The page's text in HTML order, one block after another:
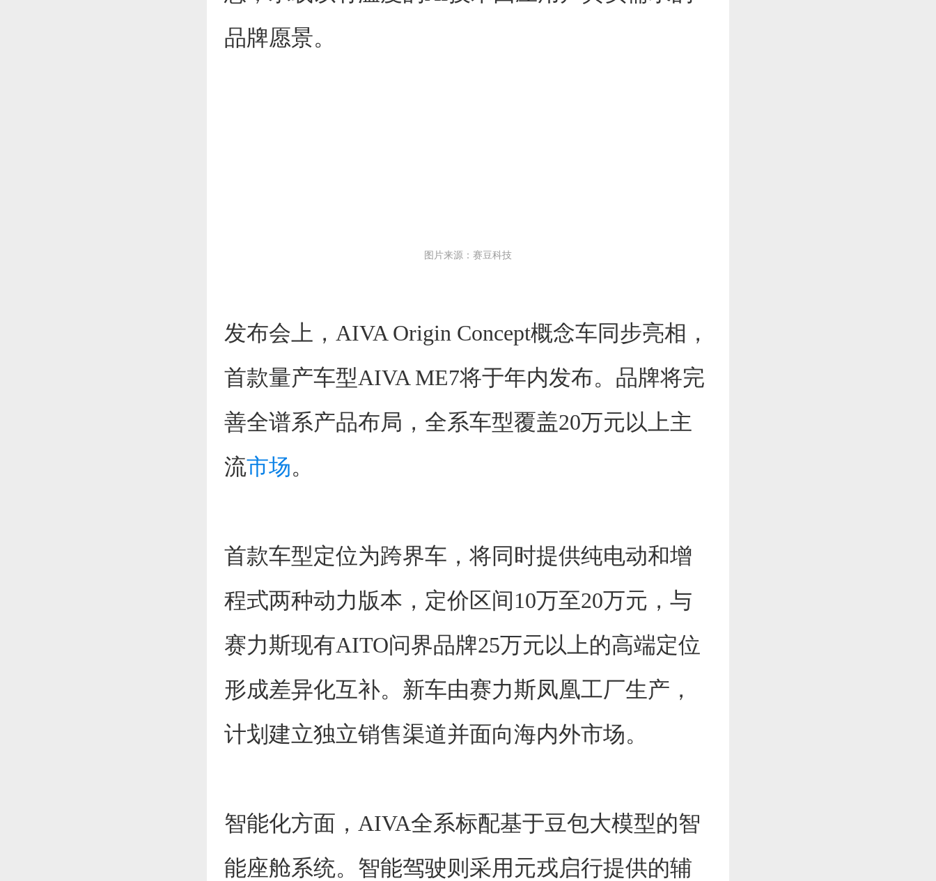
品牌愿景。
图片来源：赛豆科技
发布会上，AIVA Origin Concept概念车同步亮相，
首款量产车型AIVA ME7将于年内发布。品牌将完
善全谱系产品布局，全系车型覆盖20万元以上主
流市场。
首款车型定位为跨界车，将同时提供纯电动和增
程式两种动力版本，定价区间10万至20万元，与
赛力斯现有AITO问界品牌25万元以上的高端定位
形成差异化互补。新车由赛力斯凤凰工厂生产，
计划建立独立销售渠道并面向海内外市场。
智能化方面，AIVA全系标配基于豆包大模型的智
能座舱系统。智能驾驶则采用元戎启行提供的辅